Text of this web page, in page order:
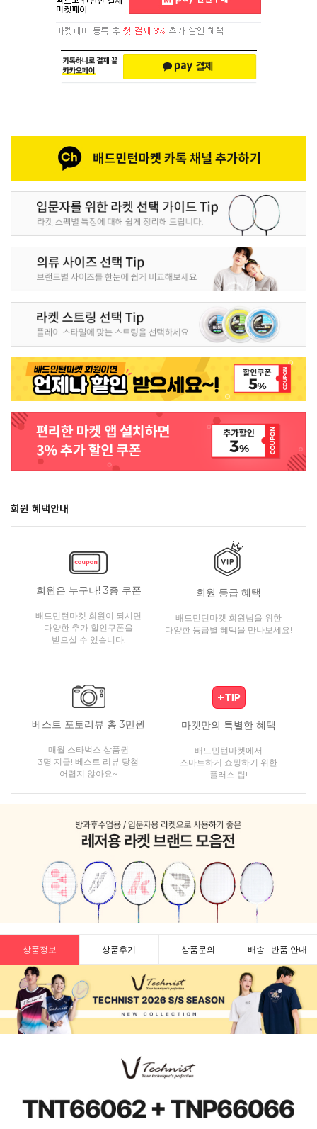
회원 혜택안내
회원은 누구나! 3종 쿠폰
배드민턴마켓 회원이 되시면
다양한 추가 할인쿠폰을
받으실 수 있습니다.
회원 등급 혜택
배드민턴마켓 회원님을 위한
다양한 등급별 혜택을 만나보세요!
베스트 포토리뷰 총 3만원
매월 스타벅스 상품권
3명 지급! 베스트 리뷰 당첨
어렵지 않아요~
마켓만의 특별한 혜택
배드민턴마켓에서
스마트하게 쇼핑하기 위한
플러스 팁!
상품정보 상품후기 상품문의 배송 · 반품 안내